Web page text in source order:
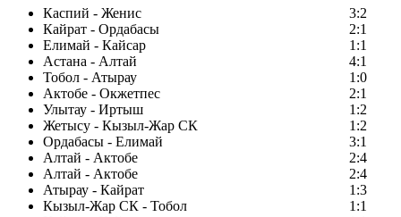
Каспий - Женис
3:2
Кайрат - Ордабасы
2:1
Елимай - Кайсар
1:1
Астана - Алтай
4:1
Тобол - Атырау
1:0
Актобе - Окжетпес
2:1
Улытау - Иртыш
1:2
Жетысу - Кызыл-Жар СК
1:2
Ордабасы - Елимай
3:1
Алтай - Актобе
2:4
Алтай - Актобе
2:4
Атырау - Кайрат
1:3
Кызыл-Жар СК - Тобол
1:1